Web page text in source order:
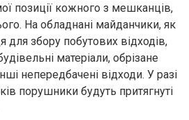
позиції кожного з мешканців,
На обладнані майданчики, як
для збору побутових відходів,
матеріали, обрізане
непередбачені відходи. У разі
порушники будуть притягнуті